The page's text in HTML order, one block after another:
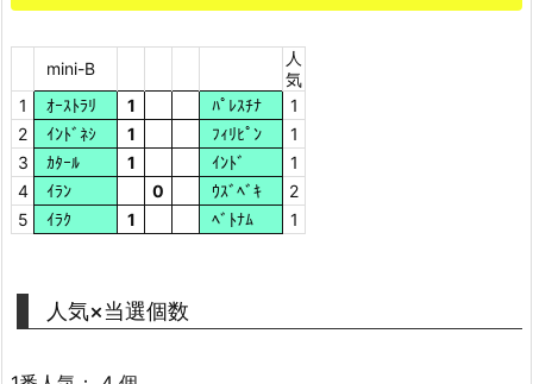
mini-B
人
気
1
ｵｰｽﾄﾗﾘ 1 ﾊﾟﾚｽﾁﾅ
1
2
ｲﾝﾄﾞﾈｼ 1 ﾌｨﾘﾋﾟﾝ
1
3
ｶﾀｰﾙ 1 ｲﾝﾄﾞ
1
4
ｲﾗﾝ 0 ｳｽﾞﾍﾞｷ
2
5
ｲﾗｸ 1 ﾍﾞﾄﾅﾑ 1
人気×当選個数